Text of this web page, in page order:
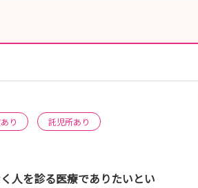
り 託児所あり
人を診る医療でありたいとい